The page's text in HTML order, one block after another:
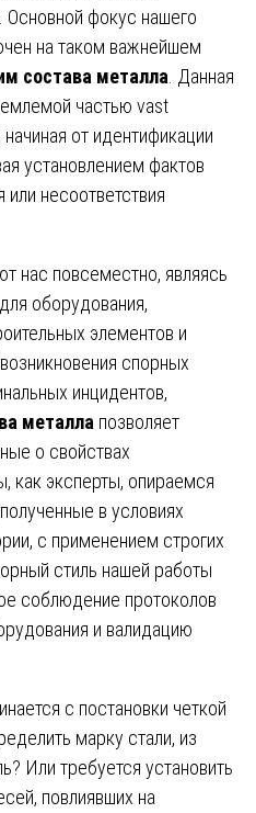
Основной фокус нашего
на таком важнейшем
состава металла . Данная
частью vast
от идентификации
установлением фактов
несоответствия
нас повсеместно, являясь
оборудования,
элементов и
спорных
инцидентов,
металла позволяет
о свойствах
как эксперты, опираемся
в условиях
с применением строгих
стиль нашей работы
соблюдение протоколов
и валидацию
с постановки четкой
марку стали, из
Или требуется установить
повлиявших на